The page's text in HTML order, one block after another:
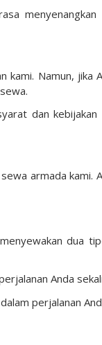
menyenangkan
kami. Namun, jika
dan kebijakan
armada kami.
dua
Anda
perjalanan